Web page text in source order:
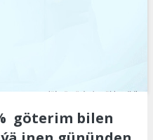
göterim bilen